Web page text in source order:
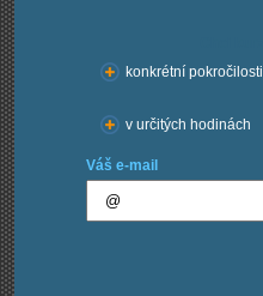
konkrétní pokročilosti
v určitých hodinách
Váš e-mail